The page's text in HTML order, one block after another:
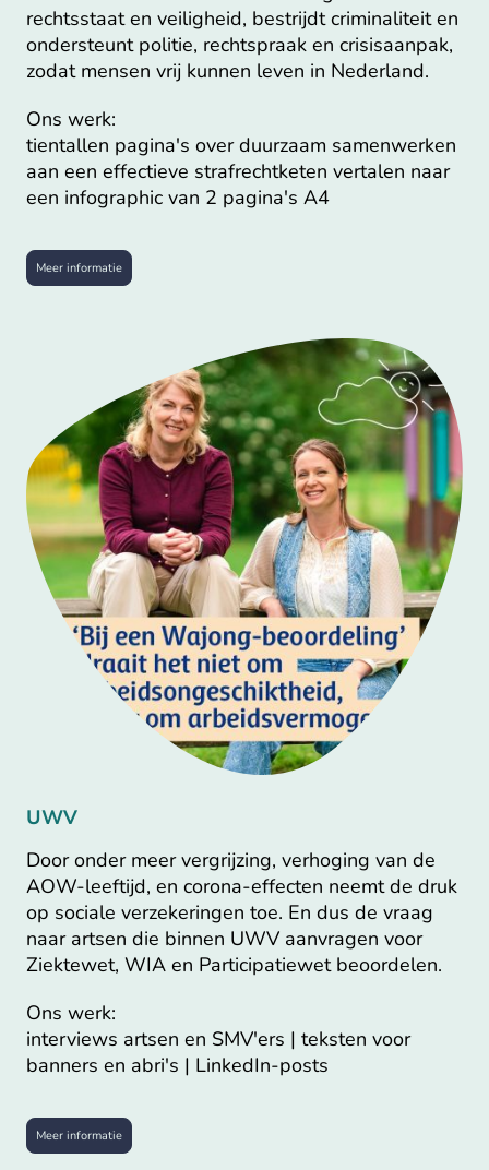
rechtsstaat en veiligheid, bestrijdt criminaliteit en
ondersteunt politie, rechtspraak en crisisaanpak,
zodat mensen vrij kunnen leven in Nederland.
Ons werk:
tientallen pagina's over duurzaam samenwerken
aan een effectieve strafrechtketen vertalen naar
een infographic van 2 pagina's A4
Meer informatie
UWV
Door onder meer vergrijzing, verhoging van de
AOW-leeftijd, en corona-effecten neemt de druk
op sociale verzekeringen toe. En dus de vraag
naar artsen die binnen UWV aanvragen voor
Ziektewet, WIA en Participatiewet beoordelen.
Ons werk:
interviews artsen en SMV'ers | teksten voor
banners en abri's | LinkedIn-posts
Meer informatie